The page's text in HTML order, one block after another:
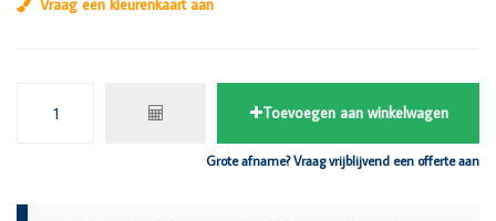
Vraag een kleurenkaart aan
Toevoegen aan winkelwagen
Grote afname? Vraag vrijblijvend een offerte aan